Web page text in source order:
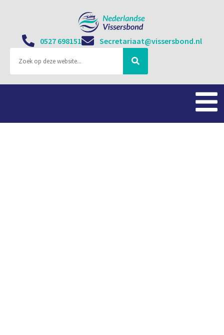
0527 698151 Secretariaat@vissersbond.nl